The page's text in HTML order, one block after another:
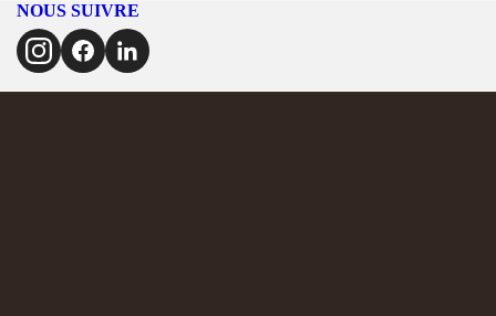
NOUS SUIVRE